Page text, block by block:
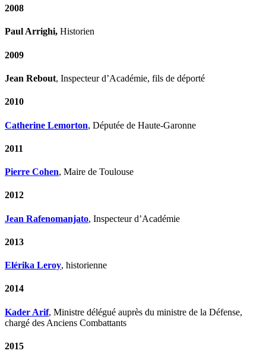
2008
Paul Arrighi, Historien
2009
Jean Rebout, Inspecteur d’Académie, fils de déporté
2010
Catherine Lemorton, Députée de Haute-Garonne
2011
Pierre Cohen, Maire de Toulouse
2012
Jean Rafenomanjato, Inspecteur d’Académie
2013
Elérika Leroy, historienne
2014
Kader Arif, Ministre délégué auprès du ministre de la Défense,
chargé des Anciens Combattants
2015